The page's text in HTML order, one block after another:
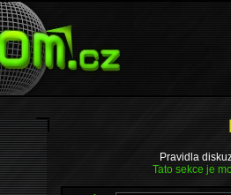
Pravidla
Tato sekce je